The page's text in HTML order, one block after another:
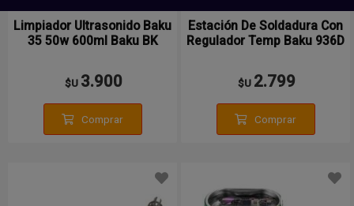
Limpiador Ultrasonido Baku
35 50w 600ml Baku BK
$U 3.900
Comprar
Estación De Soldadura Con
Regulador Temp Baku 936D
$U 2.799
Comprar